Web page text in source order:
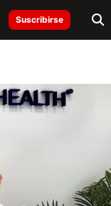
Suscribirse